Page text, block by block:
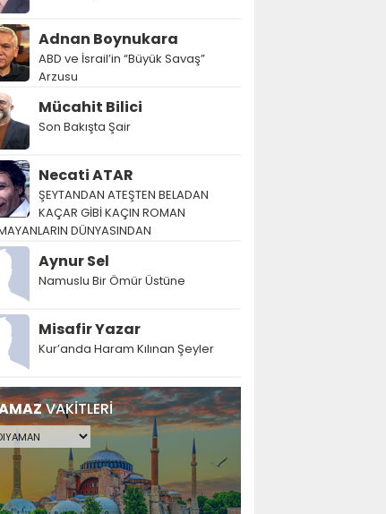
Adnan Boynukara
ABD ve İsrail’in “Büyük Savaş”
Arzusu
Mücahit Bilici
Son Bakışta Şair
Necati ATAR
ŞEYTANDAN ATEŞTEN BELADAN
KAÇAR GİBİ KAÇIN ROMAN
DÜNYASINDAN
Aynur Sel
Namuslu Bir Ömür Üstüne
Misafir Yazar
Kur’anda Haram Kılınan Şeyler
VAKİTLERİ